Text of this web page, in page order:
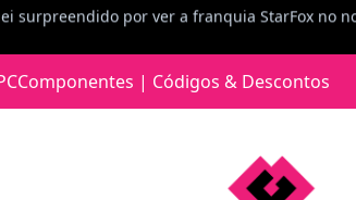
com vontade para comprar para a Switch 2 :P
| Códigos & Descontos